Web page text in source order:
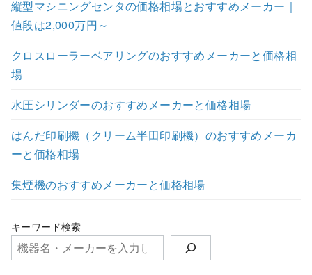
縦型マシニングセンタの価格相場とおすすめメーカー｜
値段は2,000万円～
クロスローラーベアリングのおすすめメーカーと価格相
場
水圧シリンダーのおすすめメーカーと価格相場
はんだ印刷機（クリーム半田印刷機）のおすすめメーカ
ーと価格相場
集煙機のおすすめメーカーと価格相場
キーワード検索